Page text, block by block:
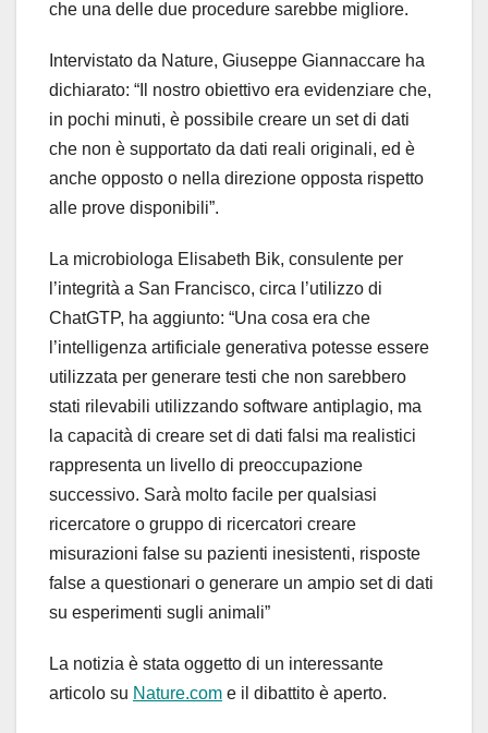
che una delle due procedure sarebbe migliore.
Intervistato da Nature, Giuseppe Giannaccare ha
dichiarato: “Il nostro obiettivo era evidenziare che,
in pochi minuti, è possibile creare un set di dati
che non è supportato da dati reali originali, ed è
anche opposto o nella direzione opposta rispetto
alle prove disponibili”.
La microbiologa Elisabeth Bik, consulente per
l’integrità a San Francisco, circa l’utilizzo di
ChatGTP, ha aggiunto: “Una cosa era che
l’intelligenza artificiale generativa potesse essere
utilizzata per generare testi che non sarebbero
stati rilevabili utilizzando software antiplagio, ma
la capacità di creare set di dati falsi ma realistici
rappresenta un livello di preoccupazione
successivo. Sarà molto facile per qualsiasi
ricercatore o gruppo di ricercatori creare
misurazioni false su pazienti inesistenti, risposte
false a questionari o generare un ampio set di dati
su esperimenti sugli animali”
La notizia è stata oggetto di un interessante
articolo su Nature.com e il dibattito è aperto.